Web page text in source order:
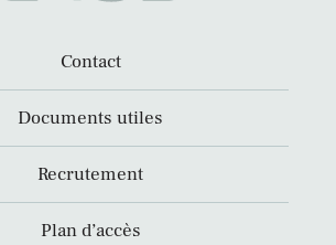
Contact
Documents utiles
Recrutement
Plan d’accès